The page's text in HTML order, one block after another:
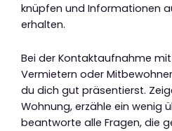
knüpfen und Informationen
erhalten.
Bei der Kontaktaufnahme
Vermietern oder
du dich gut präsentierst.
Wohnung, erzähle ein wenig
beantworte alle Fragen, die